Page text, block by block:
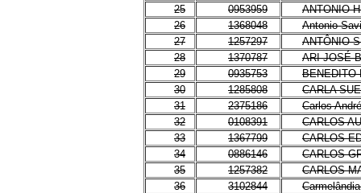
25
0953959
ANTONIO
26
1368048
Antonio
27
1257297
ANTÔNIO
28
1370787
ARI JOSÉ
29
0935753
BENEDITO
30
1285808
CARLA
31
2375186
Carlos
32
0108391
CARLOS
33
1367799
CARLOS
34
0886146
CARLOS
35
1257382
CARLOS
36
3102844